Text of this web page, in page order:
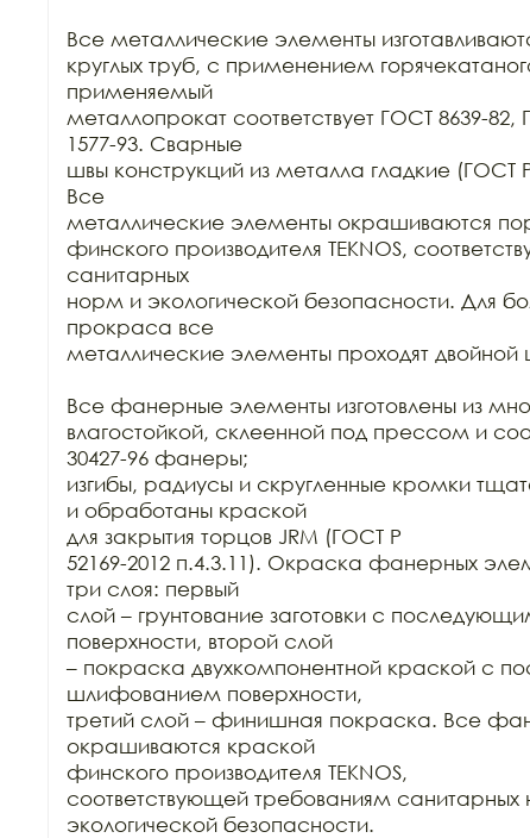
Все металлические элементы
круглых труб, с применением
применяемый
металлопрокат соответствует ГОСТ 8639-82,
1577-93. Сварные
швы конструкций из металла гладкие (ГОСТ Р
Все
металлические элементы окрашиваются
финского производителя TEKNOS,
санитарных
норм и экологической безопасности. Для
прокраса все
металлические элементы проходят двойной
Все фанерные элементы изготовлены из
влагостойкой, склеенной под прессом и
30427-96 фанеры;
изгибы, радиусы и скругленные кромки
и обработаны краской
для закрытия торцов JRM (ГОСТ Р
52169-2012 п.4.3.11). Окраска фанерных
три слоя: первый
слой – грунтование заготовки с
поверхности, второй слой
– покраска двухкомпонентной краской с
шлифованием поверхности,
третий слой – финишная покраска. Все
окрашиваются краской
финского производителя TEKNOS,
соответствующей требованиям
экологической безопасности.